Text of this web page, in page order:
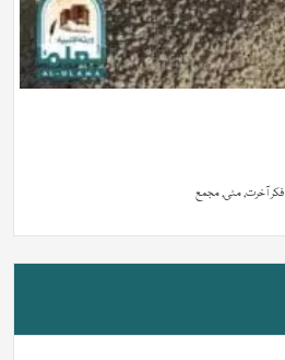
فکر آخرت,مٹی,مجمع